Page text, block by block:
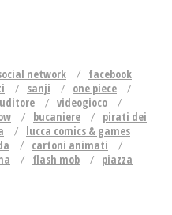
network
facebook
sanji
one piece
videogioco
bucaniere
pirati dei
lucca comics & games
cartoni animati
flash mob
piazza